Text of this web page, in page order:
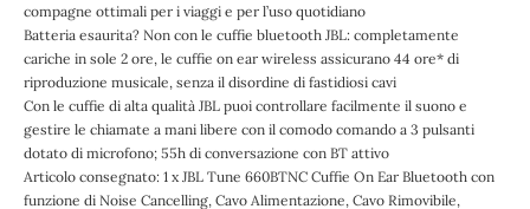
compagne ottimali per i viaggi e per l’uso quotidiano
Batteria esaurita? Non con le cuffie bluetooth JBL: completamente
cariche in sole 2 ore, le cuffie on ear wireless assicurano 44 ore* di
riproduzione musicale, senza il disordine di fastidiosi cavi
Con le cuffie di alta qualità JBL puoi controllare facilmente il suono e
gestire le chiamate a mani libere con il comodo comando a 3 pulsanti
dotato di microfono; 55h di conversazione con BT attivo
Articolo consegnato: 1 x JBL Tune 660BTNC Cuffie On Ear Bluetooth con
funzione di Noise Cancelling, Cavo Alimentazione, Cavo Rimovibile,